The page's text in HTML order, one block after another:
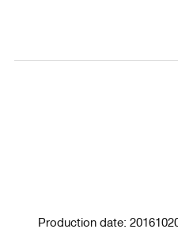
Production date: